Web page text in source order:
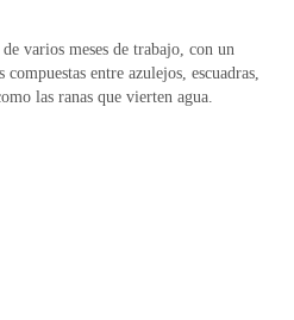
varios meses de trabajo, con un
entre azulejos, escuadras,
las ranas que vierten agua.